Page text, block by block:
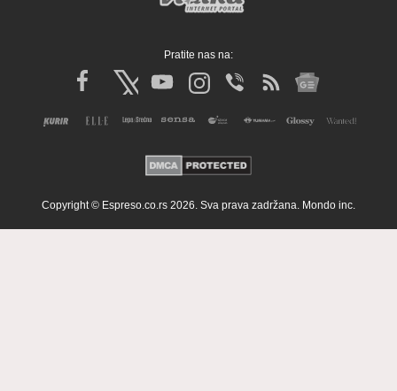
Pratite nas na:
Copyright © Espreso.co.rs 2026. Sva prava zadržana. Mondo inc.